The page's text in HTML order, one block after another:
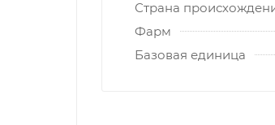
Страна
Фарм
Базовая единица